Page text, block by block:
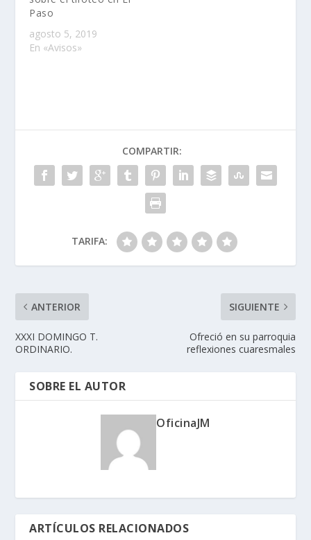
Paso
agosto 5, 2019
En «Avisos»
COMPARTIR:
TARIFA:
ANTERIOR
XXXI DOMINGO T.
ORDINARIO.
SIGUIENTE
Ofreció en su parroquia
reflexiones cuaresmales
SOBRE EL AUTOR
OficinaJM
ARTÍCULOS RELACIONADOS